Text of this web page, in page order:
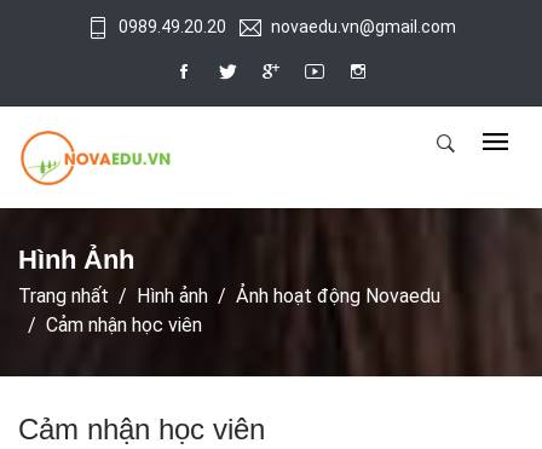
0989.49.20.20 novaedu.vn@gmail.com
Hình Ảnh
Trang nhất Hình ảnh
Ảnh hoạt động Novaedu
Cảm nhận học viên
Cảm nhận học viên